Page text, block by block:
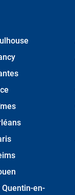
Quentin-en-